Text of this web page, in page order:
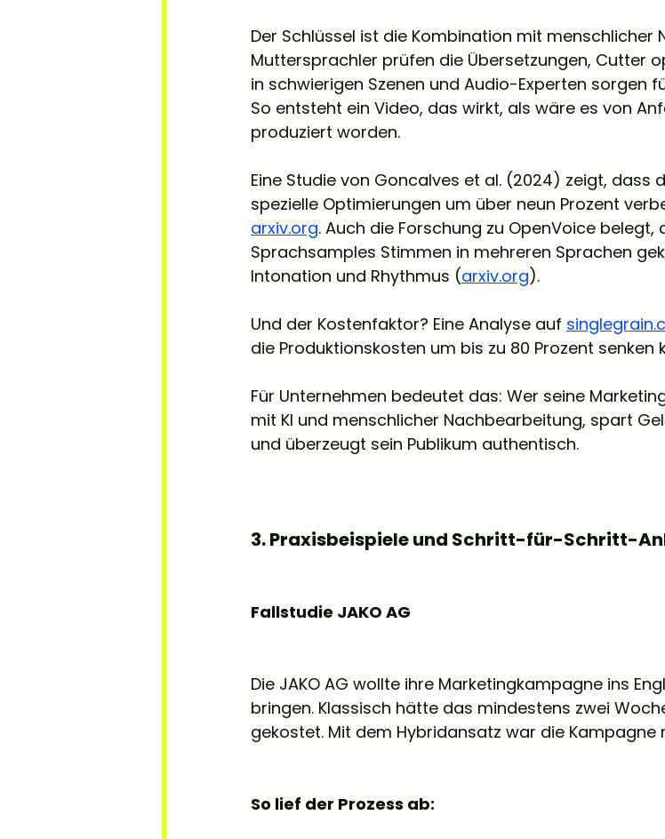
Der Schlüssel ist die Kombination mit menschlicher
Muttersprachler prüfen die Übersetzungen, Cutter
in schwierigen Szenen und Audio-Experten sorgen
So entsteht ein Video, das wirkt, als wäre es von
produziert worden.
Eine Studie von Goncalves et al. (2024) zeigt, dass
spezielle Optimierungen um über neun Prozent
arxiv.org. Auch die Forschung zu OpenVoice belegt,
Sprachsamples Stimmen in mehreren Sprachen
Intonation und Rhythmus (arxiv.org).
Und der Kostenfaktor? Eine Analyse auf
die Produktionskosten um bis zu 80 Prozent senken
Für Unternehmen bedeutet das: Wer seine
mit KI und menschlicher Nachbearbeitung, spart
und überzeugt sein Publikum authentisch.
3. Praxisbeispiele und Schritt-für-Schritt-
Fallstudie JAKO AG
Die JAKO AG wollte ihre Marketingkampagne ins
bringen. Klassisch hätte das mindestens zwei
gekostet. Mit dem Hybridansatz war die Kampagne
So lief der Prozess ab: